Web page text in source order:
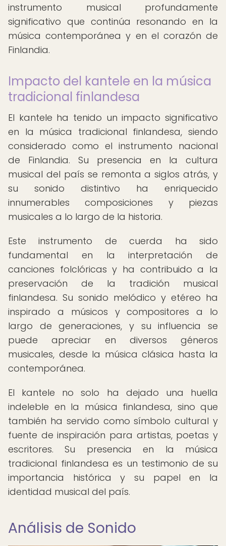
instrumento musical profundamente
significativo que continúa resonando en la
música contemporánea y en el corazón de
Finlandia.
Impacto del kantele en la música
tradicional finlandesa
El kantele ha tenido un impacto significativo
en la música tradicional finlandesa, siendo
considerado como el instrumento nacional
de Finlandia. Su presencia en la cultura
musical del país se remonta a siglos atrás, y
su sonido distintivo ha enriquecido
innumerables composiciones y piezas
musicales a lo largo de la historia.
Este instrumento de cuerda ha sido
fundamental en la interpretación de
canciones folclóricas y ha contribuido a la
preservación de la tradición musical
finlandesa. Su sonido melódico y etéreo ha
inspirado a músicos y compositores a lo
largo de generaciones, y su influencia se
puede apreciar en diversos géneros
musicales, desde la música clásica hasta la
contemporánea.
El kantele no solo ha dejado una huella
indeleble en la música finlandesa, sino que
también ha servido como símbolo cultural y
fuente de inspiración para artistas, poetas y
escritores. Su presencia en la música
tradicional finlandesa es un testimonio de su
importancia histórica y su papel en la
identidad musical del país.
Análisis de Sonido